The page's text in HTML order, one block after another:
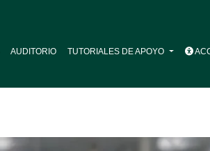
AUDITORIO TUTORIALES DE APOYO